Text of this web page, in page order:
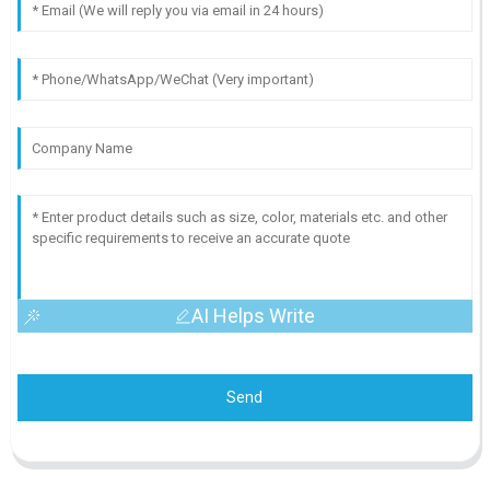
AI Helps Write
Send